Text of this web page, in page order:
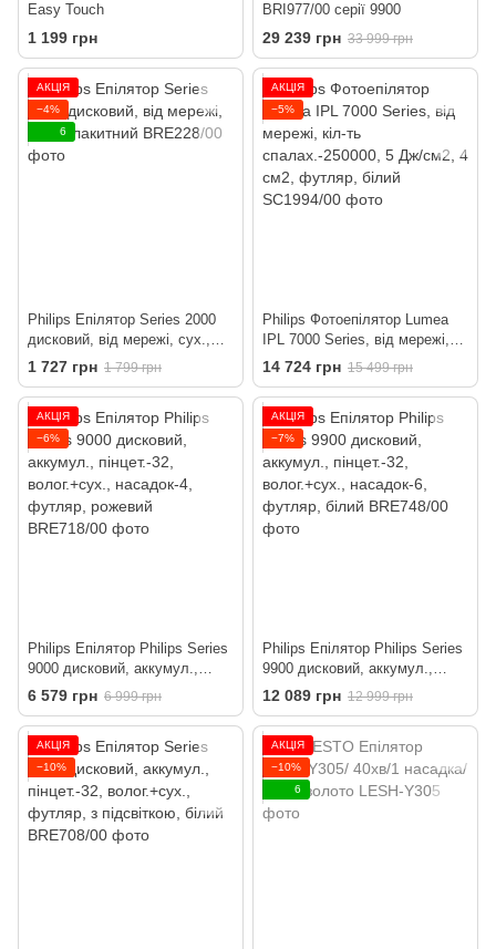
Easy Touch
1 199 грн
BRI977/00 серії 9900
29 239 грн 33 999 грн
АКЦІЯ
−4%
6
Philips Епілятор Series 2000
дисковий, від мережі, сух.,
блакитний
1 727 грн 1 799 грн
АКЦІЯ
−5%
Philips Фотоепілятор Lumea
IPL 7000 Series, від мережі,
кіл-ть спалах.-250000, 5 Дж/
см2, 4 см2, футляр, білий
14 724 грн 15 499 грн
АКЦІЯ
−6%
Philips Епілятор Philips Series
9000 дисковий, аккумул.,
пінцет.-32, волог.+сух.,
насадок-4, футляр, рожевий
6 579 грн 6 999 грн
АКЦІЯ
−7%
Philips Епілятор Philips Series
9900 дисковий, аккумул.,
пінцет.-32, волог.+сух.,
насадок-6, футляр, білий
12 089 грн 12 999 грн
АКЦІЯ
−10%
АКЦІЯ
−10%
6